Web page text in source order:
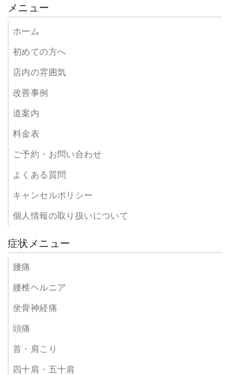
メニュー
ホーム
初めての方へ
店内の雰囲気
改善事例
道案内
料金表
ご予約・お問い合わせ
よくある質問
キャンセルポリシー
個人情報の取り扱いについて
症状メニュー
腰痛
腰椎ヘルニア
坐骨神経痛
頭痛
首・肩こり
四十肩・五十肩